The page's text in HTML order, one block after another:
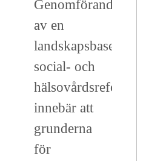
Genomförandet
av en
landskapsbaserad
social- och
hälsovårdsreform
innebär att
grunderna
för